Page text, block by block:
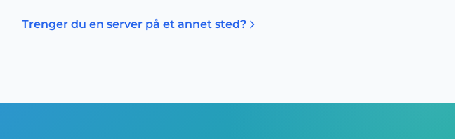
Trenger du en server på et annet sted?